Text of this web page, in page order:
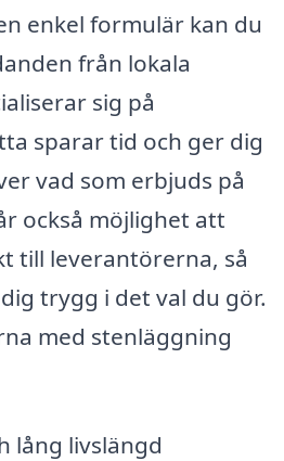
enkel formulär kan du
från lokala
sig på
sparar tid och ger dig
vad som erbjuds på
också möjlighet att
till leverantörerna, så
trygg i det val du gör.
med stenläggning
lång livslängd